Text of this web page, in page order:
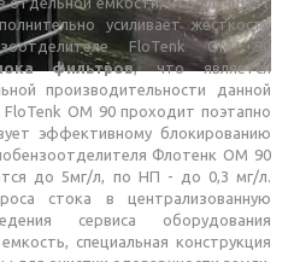
усиливает жесткость
FloTenk OM 90
фильтров, что является
производительности данной
OM 90 проходит поэтапно
эффективному блокированию
Флотенк ОМ 90
до 5мг/л, по НП - до 0,3 мг/л.
стока в централизованную
сервиса оборудования
специальная конструкция